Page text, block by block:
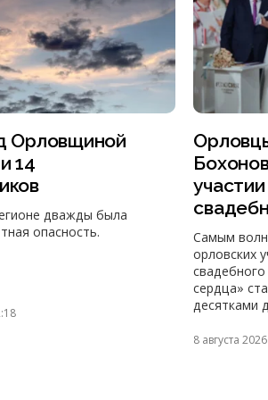
Орловщиной
14
дважды была
опасность.
Самым
орловских
сердца»
десятками
8 августа